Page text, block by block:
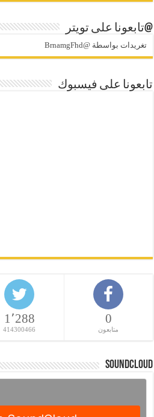
@تابعونا على تويتر
تغريدات بواسطة @BrnamgFhd
تابعونا على فيسبوك
0
متابعون
1٬288
414300466
SoundCloud